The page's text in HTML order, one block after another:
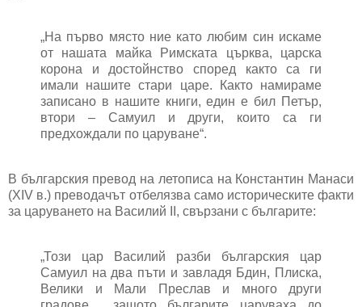
„На първо място ние като любим син искаме
от нашата майка Римската църква, царска
корона и достойнство според както са ги
имали нашите стари царе. Както намираме
записано в нашите книги, един е бил Петър,
втори – Самуил и други, които са ги
предхождали по царуване“.
В българския превод на летописа на Константин Манаси
(ХІV в.) преводачът отбелязва само историческите факти
за царуването на Василий ІІ, свързани с българите:
„Този цар Василий разби българския цар
Самуил на два пъти и завладя Бдин, Плиска,
Велики и Мали Преслав и много други